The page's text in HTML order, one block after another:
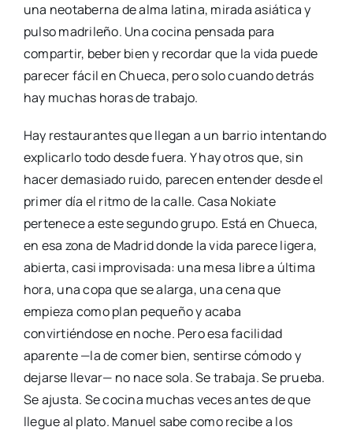
una neotaberna de alma latina, mirada asiática y
pulso madrileño. Una cocina pensada para
compartir, beber bien y recordar que la vida puede
parecer fácil en Chueca, pero solo cuando detrás
hay muchas horas de trabajo.
Hay restaurantes que llegan a un barrio intentando
explicarlo todo desde fuera. Y hay otros que, sin
hacer demasiado ruido, parecen entender desde el
primer día el ritmo de la calle. Casa Nokiate
pertenece a este segundo grupo. Está en Chueca,
en esa zona de Madrid donde la vida parece ligera,
abierta, casi improvisada: una mesa libre a última
hora, una copa que se alarga, una cena que
empieza como plan pequeño y acaba
convirtiéndose en noche. Pero esa facilidad
aparente —la de comer bien, sentirse cómodo y
dejarse llevar— no nace sola. Se trabaja. Se prueba.
Se ajusta. Se cocina muchas veces antes de que
llegue al plato. Manuel sabe como recibe a los